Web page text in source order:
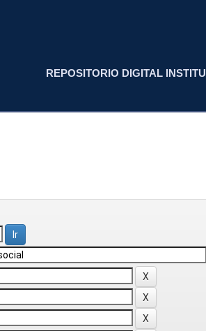
REPOSITORIO DIGITAL